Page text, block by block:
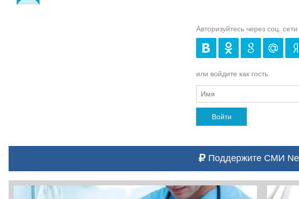
Авторизуйтесь через соц. сети
или войдите как гость
Войти
Поддержите СМИ